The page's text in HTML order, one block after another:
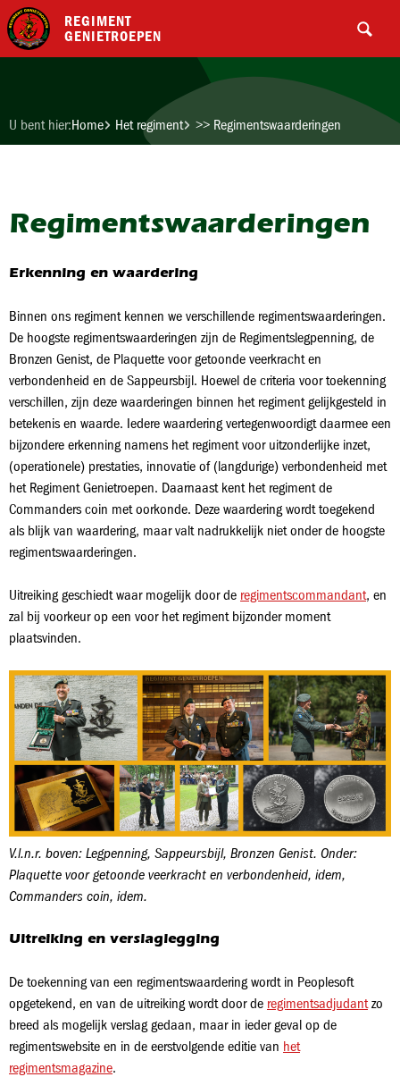
REGIMENT
GENIETROEPEN
U bent hier:Home Het regiment >> Regimentswaarderingen
Regimentswaarderingen
Erkenning en waardering
Binnen ons regiment kennen we verschillende regimentswaarderingen.
De hoogste regimentswaarderingen zijn de Regimentslegpenning, de
Bronzen Genist, de Plaquette voor getoonde veerkracht en
verbondenheid en de Sappeursbijl. Hoewel de criteria voor toekenning
verschillen, zijn deze waarderingen binnen het regiment gelijkgesteld in
betekenis en waarde. Iedere waardering vertegenwoordigt daarmee een
bijzondere erkenning namens het regiment voor uitzonderlijke inzet,
(operationele) prestaties, innovatie of (langdurige) verbondenheid met
het Regiment Genietroepen. Daarnaast kent het regiment de
Commanders coin met oorkonde. Deze waardering wordt toegekend
als blijk van waardering, maar valt nadrukkelijk niet onder de hoogste
regimentswaarderingen.
Uitreiking geschiedt waar mogelijk door de regimentscommandant, en
zal bij voorkeur op een voor het regiment bijzonder moment
plaatsvinden.
V.l.n.r. boven: Legpenning, Sappeursbijl, Bronzen Genist. Onder:
Plaquette voor getoonde veerkracht en verbondenheid, idem,
Commanders coin, idem.
Uitreiking en verslaglegging
De toekenning van een regimentswaardering wordt in Peoplesoft
opgetekend, en van de uitreiking wordt door de regimentsadjudant zo
breed als mogelijk verslag gedaan, maar in ieder geval op de
regimentswebsite en in de eerstvolgende editie van het
regimentsmagazine.